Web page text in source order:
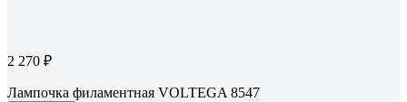
2 270 ₽
Лампочка филаментная VOLTEGA 8547